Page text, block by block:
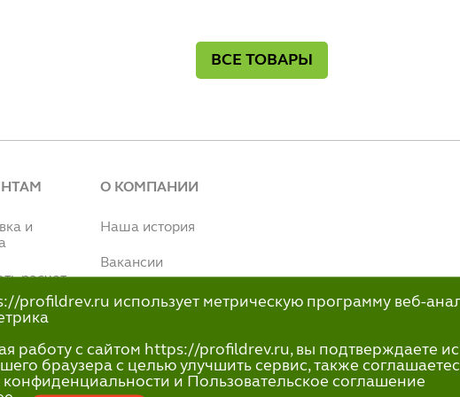
ВСЕ ТОВАРЫ
и
расчет
магазин
ш.,
418-40-80
- 18:00
О КОМПАНИИ
Наша история
Вакансии
Наше производство
profildrev.ru использует метрическую программу веб-
работу с сайтом https://profildrev.ru, вы подтверждаете
браузера с целью улучшить сервис, также
и Пользовательское соглашение